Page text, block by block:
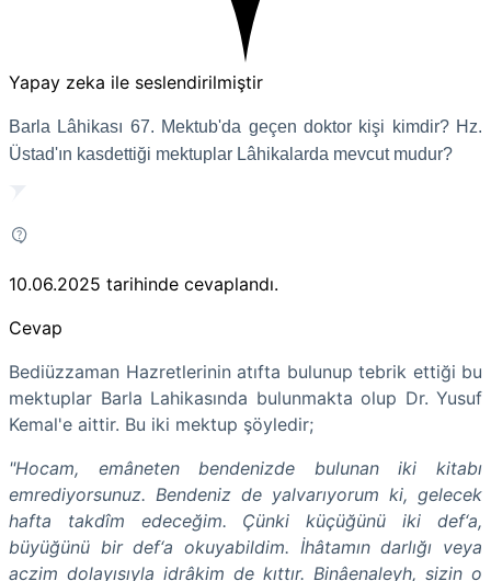
Yapay zeka ile seslendirilmiştir
Barla Lâhikası 67. Mektub'da geçen doktor kişi kimdir? Hz.
Üstad'ın kasdettiği mektuplar Lâhikalarda mevcut mudur?
10.06.2025 tarihinde cevaplandı.
Cevap
Bediüzzaman Hazretlerinin atıfta bulunup tebrik ettiği bu
mektuplar Barla Lahikasında bulunmakta olup Dr. Yusuf
Kemal'e aittir. Bu iki mektup şöyledir;
"Hocam, emâneten bendenizde bulunan iki kitabı
emrediyorsunuz. Bendeniz de yalvarıyorum ki, gelecek
hafta takdîm edeceğim. Çünki küçüğünü iki def‘a,
büyüğünü bir def‘a okuyabildim. İhâtamın darlığı veya
aczim dolayısıyla idrâkim de kıttır. Binâenaleyh, sizin o